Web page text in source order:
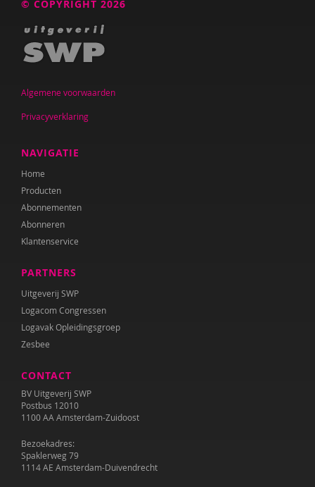
© COPYRIGHT 2026
Algemene voorwaarden
Privacyverklaring
NAVIGATIE
Home
Producten
Abonnementen
Abonneren
Klantenservice
PARTNERS
Uitgeverij SWP
Logacom Congressen
Logavak Opleidingsgroep
Zesbee
CONTACT
BV Uitgeverij SWP
Postbus 12010
1100 AA Amsterdam-Zuidoost
Bezoekadres:
Spaklerweg 79
1114 AE Amsterdam-Duivendrecht